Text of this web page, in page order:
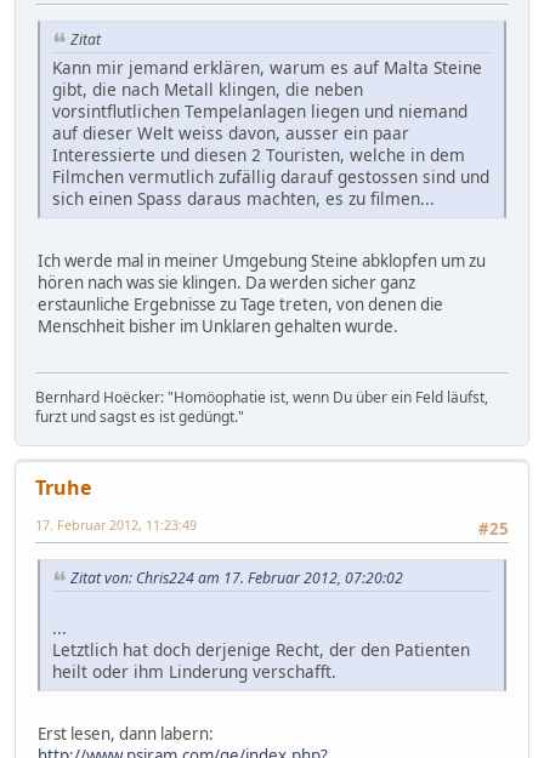
Zitat
Kann mir jemand erklären, warum es auf Malta Steine
gibt, die nach Metall klingen, die neben
vorsintflutlichen Tempelanlagen liegen und niemand
auf dieser Welt weiss davon, ausser ein paar
Interessierte und diesen 2 Touristen, welche in dem
Filmchen vermutlich zufällig darauf gestossen sind und
sich einen Spass daraus machten, es zu filmen...
Ich werde mal in meiner Umgebung Steine abklopfen um zu
hören nach was sie klingen. Da werden sicher ganz
erstaunliche Ergebnisse zu Tage treten, von denen die
Menschheit bisher im Unklaren gehalten wurde.
Bernhard Hoëcker: "Homöophatie ist, wenn Du über ein Feld läufst,
furzt und sagst es ist gedüngt."
Truhe
#25
17. Februar 2012, 11:23:49
Zitat von: Chris224 am 17. Februar 2012, 07:20:02
...
Letztlich hat doch derjenige Recht, der den Patienten
heilt oder ihm Linderung verschafft.
Erst lesen, dann labern: